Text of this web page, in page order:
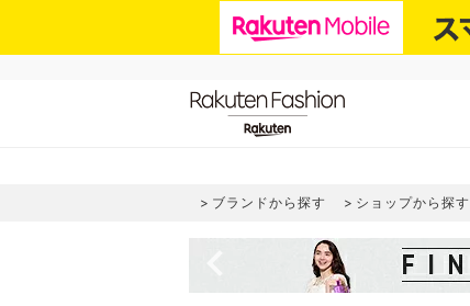
ブランドから探す ショップから探す